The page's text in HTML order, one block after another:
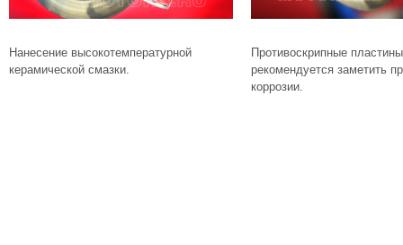
Нанесение высокотемпературной
керамической смазки.
Противоскрипные пластины
рекомендуется заметить
коррозии.